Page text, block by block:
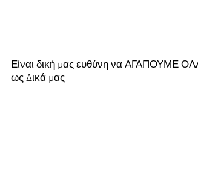
Είναι δική μας ευθύνη να ΑΓΑΠΟΥΜΕ
ως Δικά μας